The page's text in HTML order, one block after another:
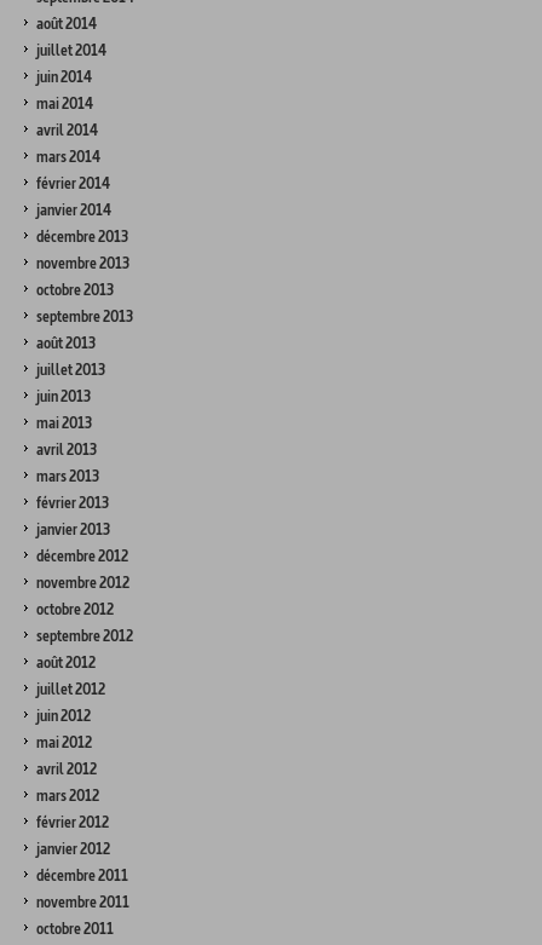
août 2014
juillet 2014
juin 2014
mai 2014
avril 2014
mars 2014
février 2014
janvier 2014
décembre 2013
novembre 2013
octobre 2013
septembre 2013
août 2013
juillet 2013
juin 2013
mai 2013
avril 2013
mars 2013
février 2013
janvier 2013
décembre 2012
novembre 2012
octobre 2012
septembre 2012
août 2012
juillet 2012
juin 2012
mai 2012
avril 2012
mars 2012
février 2012
janvier 2012
décembre 2011
novembre 2011
octobre 2011